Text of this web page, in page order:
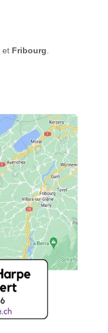
et Fribourg